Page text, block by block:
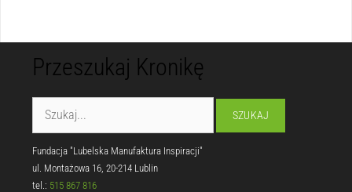
Przeszukaj Kronikę
Fundacja "Lubelska Manufaktura Inspiracji"
ul. Montażowa 16, 20-214 Lublin
tel.: 515 867 816